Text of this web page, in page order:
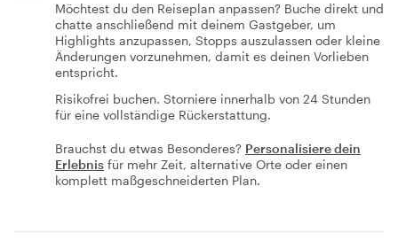
Möchtest du den Reiseplan anpassen? Buche direkt und
chatte anschließend mit deinem Gastgeber, um
Highlights anzupassen, Stopps auszulassen oder kleine
Änderungen vorzunehmen, damit es deinen Vorlieben
entspricht.
Risikofrei buchen. Storniere innerhalb von 24 Stunden
für eine vollständige Rückerstattung.
Brauchst du etwas Besonderes? Personalisiere dein
Erlebnis für mehr Zeit, alternative Orte oder einen
komplett maßgeschneiderten Plan.